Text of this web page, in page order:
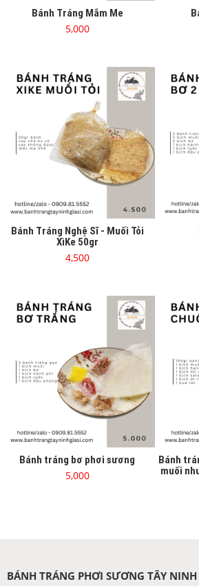
Bánh Tráng Mắm Me
5,000
Bánh Tráng Nghệ Sĩ - Muối Tỏi
XìKe 50gr
4,500
Bánh tráng bơ phơi sương
5,000
Bánh
muối
BÁNH TRÁNG PHƠI SƯƠNG TÂY